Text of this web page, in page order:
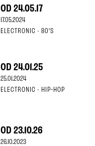
OD 24.05.17
17.05.2024
ELECTRONIC · 80'S
OD 24.01.25
25.01.2024
ELECTRONIC · HIP-HOP
OD 23.10.26
26.10.2023